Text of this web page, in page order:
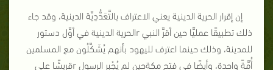
إن إقرار الحرية الدينية يعني الاعتراف بالتَّعَدُّدِيَّة الدينية، وقد جاء
ذلك تطبيقًا عمليًّا حين أقرَّ النبيrالحرية الدينية في أوَّل دستور
للمدينة، وذلك حينما اعترف لليهود بأنهم يُشَكِّلُون مع المسلمين
أُمَّةً واحدة، وأيضًا في فتح مكةحين لم يُجْبِرِ الرسول rقريشًا على